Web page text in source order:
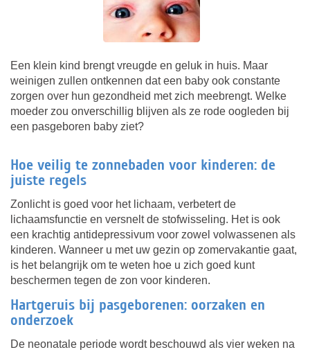
Een klein kind brengt vreugde en geluk in huis. Maar
weinigen zullen ontkennen dat een baby ook constante
zorgen over hun gezondheid met zich meebrengt. Welke
moeder zou onverschillig blijven als ze rode oogleden bij
een pasgeboren baby ziet?
Hoe veilig te zonnebaden voor kinderen: de
juiste regels
Zonlicht is goed voor het lichaam, verbetert de
lichaamsfunctie en versnelt de stofwisseling. Het is ook
een krachtig antidepressivum voor zowel volwassenen als
kinderen. Wanneer u met uw gezin op zomervakantie gaat,
is het belangrijk om te weten hoe u zich goed kunt
beschermen tegen de zon voor kinderen.
Hartgeruis bij pasgeborenen: oorzaken en
onderzoek
De neonatale periode wordt beschouwd als vier weken na